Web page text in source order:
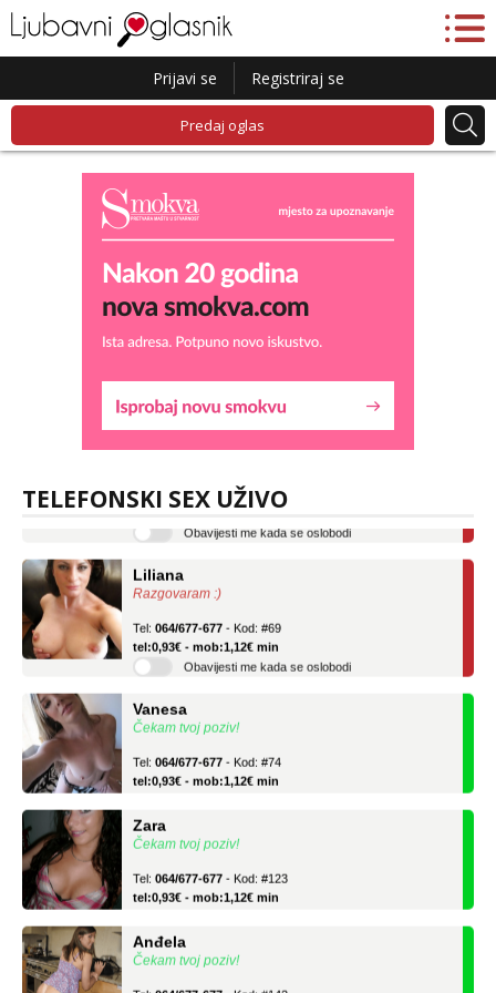
Prijavi se Registriraj se
Predaj oglas
TELEFONSKI SEX UŽIVO
Lucija
tel:0,93€ - mob:1,12€ min
Razgovaram :)
tel:0,93€ - mob:1,12€ min
Obavijesti me kada se oslobodi
Čekam tvoj poziv!
tel:0,93€ - mob:1,12€ min
Čekam tvoj poziv!
tel:0,93€ - mob:1,12€ min
Čekam tvoj poziv!